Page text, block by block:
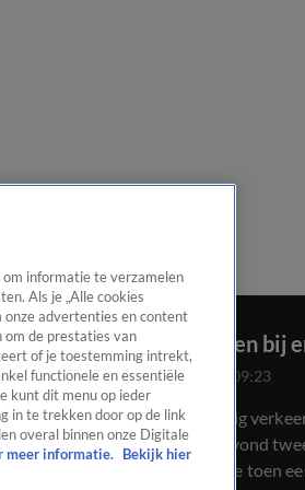
Twee doden bij
23 mei 2026, 09:23
Bij een ernstig
zijn vrijdagavond
Dat gebeurde toen
informatie te verzamelen
Als je „Alle cookies
onze advertenties en content
om de prestaties van
of je toestemming intrekt,
functionele en essentiële
kunt dit menu op ieder
in te trekken door op de link
overal binnen onze Digitale
meer informatie.
Bekijk hier